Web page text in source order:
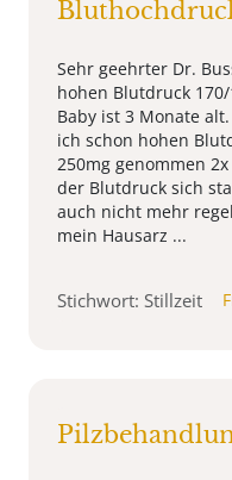
Sehr geehrter Dr.
hohen Blutdruck
Baby ist 3 Monate
ich schon hohen
250mg genommen
der Blutdruck sich
auch nicht mehr
mein Hausarz ...
Stichwort: Stillzeit